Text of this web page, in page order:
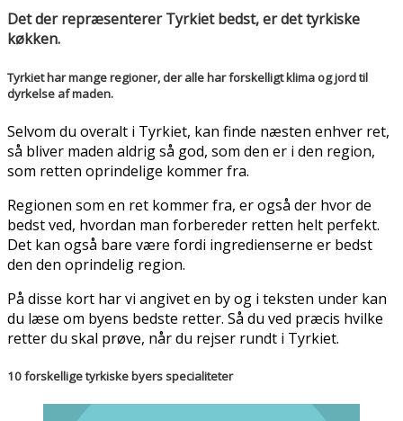
Det der repræsenterer Tyrkiet bedst, er det tyrkiske
køkken.
Tyrkiet har mange regioner, der alle har forskelligt klima og jord til
dyrkelse af maden.
Selvom du overalt i Tyrkiet, kan finde næsten enhver ret,
så bliver maden aldrig så god, som den er i den region,
som retten oprindelige kommer fra.
Regionen som en ret kommer fra, er også der hvor de
bedst ved, hvordan man forbereder retten helt perfekt.
Det kan også bare være fordi ingredienserne er bedst
den den oprindelig region.
På disse kort har vi angivet en by og i teksten under kan
du læse om byens bedste retter. Så du ved præcis hvilke
retter du skal prøve, når du rejser rundt i Tyrkiet.
10 forskellige tyrkiske byers specialiteter